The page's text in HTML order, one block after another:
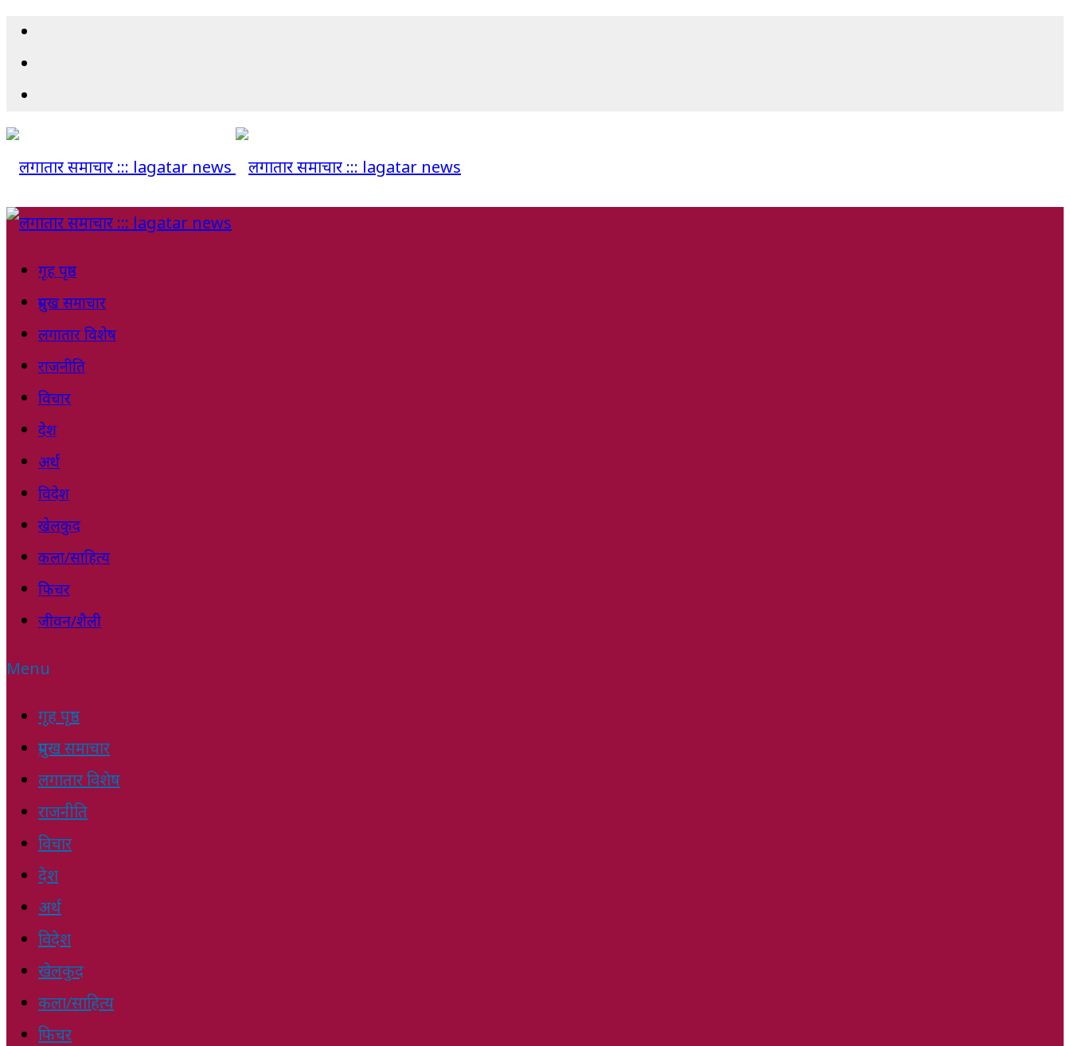
गृह पृष्ठ
प्रमुख समाचार
लगातार विशेष
राजनीति
विचार
देश
अर्थ
विदेश
खेलकुद
कला/साहित्य
फिचर
जीवन/शैली
Menu
गृह पृष्ठ
प्रमुख समाचार
लगातार विशेष
राजनीति
विचार
देश
अर्थ
विदेश
खेलकुद
कला/साहित्य
फिचर